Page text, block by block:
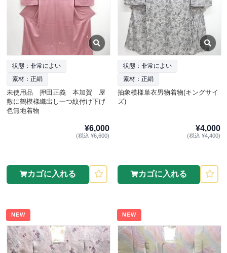
状態：非常によい
素材：正絹
未使用品 押田正義 本加賀 屋
敷に鶴模様織出し一つ紋付け下げ
色無地着物
¥6,000
(税込 ¥6,600)
カゴに入れる
状態：非常によい
素材：正絹
抽象模様単衣男物着物(キングサイ
ズ)
¥4,000
(税込 ¥4,400)
カゴに入れる
NEW NEW